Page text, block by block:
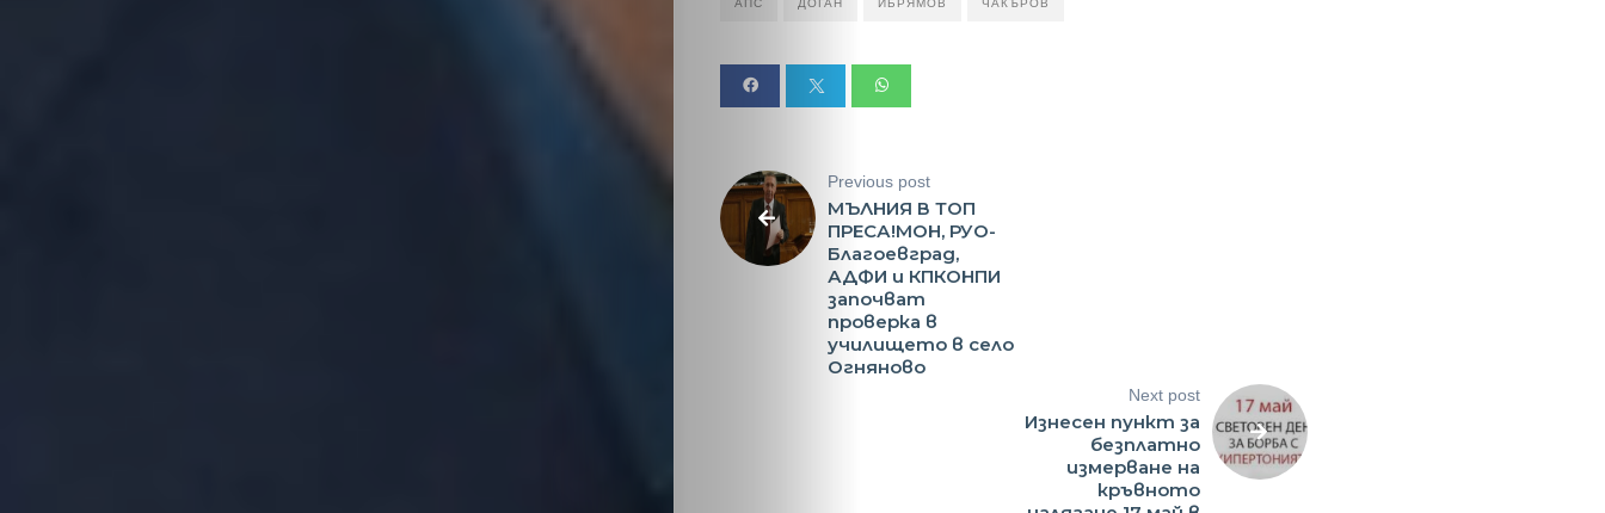
АПС ДОГАН ИБРЯМОВ ЧАКЪРОВ
Previous post
МЪЛНИЯ В ТОП
ПРЕСА!МОН, РУО-
Благоевград,
АДФИ и КПКОНПИ
започват
проверка в
училището в село
Огняново
Next post
Изнесен пункт за
безплатно
измерване на
кръвното